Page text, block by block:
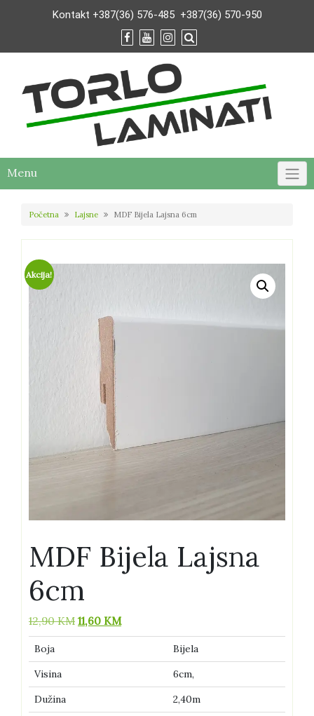
Kontakt +387(36) 576-485 +387(36) 570-950
Menu
Početna Lajsne MDF Bijela Lajsna 6cm
Akcija!
MDF Bijela Lajsna
6cm
12,90KM Izvorna
cijena
12,90 KM.
11,60 KMTrenutna
cijena
Boja
Bijela
Visina
6cm,
Dužina
2,40m